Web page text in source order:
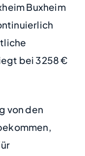
Buxheim
bei 3258 €
von den